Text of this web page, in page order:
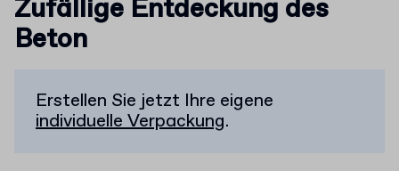
Zufällige Entdeckung des
Beton
Erstellen Sie jetzt Ihre eigene
individuelle Verpackung.